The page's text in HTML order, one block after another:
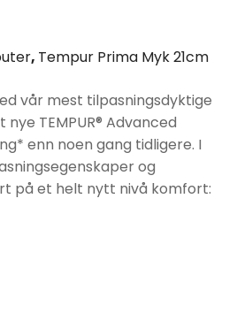
, Tempur Prima Myk 21cm
vår mest tilpasningsdyktige
TEMPUR® Advanced
enn noen gang tidligere. I
og
på et helt nytt nivå komfort: